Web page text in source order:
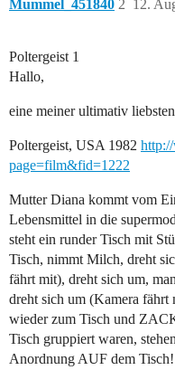
Mummel_451840 12.
2
Poltergeist 1
Hallo,
eine meiner ultimativ
Poltergeist, USA 1982
page=film&fid=1222
Mutter Diana kommt vom
Lebensmittel in die
steht ein runder Tisch mit
Tisch, nimmt Milch, dreht
fährt mit), dreht sich um,
dreht sich um (Kamera
wieder zum Tisch und
Tisch gruppiert waren,
Anordnung AUF dem